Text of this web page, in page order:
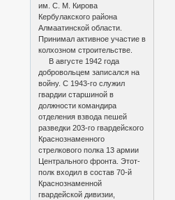
им. С. М. Кирова
Кербулакского района
Алмаатинской области.
Принимал активное участие в
колхозном строительстве.
В августе 1942 года
добровольцем записался на
войну. С 1943-го служил
гвардии старшиной в
должности командира
отделения взвода пешей
разведки 203-го гвардейского
Краснознаменного
стрелкового полка 13 армии
Центрального фронта. Этот-
полк входил в состав 70-й
Краснознаменной
гвардейской дивизии,